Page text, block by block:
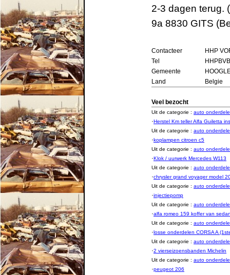
2-3 dagen terug.
9a 8830 GITS
Contacteer
HHP
Tel
Gemeente
Land
Belgie
Veel bezocht
Uit de categorie : auto
·Herstel Km teller Alfa Guiletta
Uit de categorie : auto
·koplampen citroen c5
Uit de categorie : auto
·Klok / uurwerk Mercedes W113
Uit de categorie : auto
·chrysler grand voyager model
Uit de categorie : auto
·injectiepomp
Uit de categorie : auto
·alfa romeo 159 koffer van
Uit de categorie : auto
·losse onderdelen CORSA A
Uit de categorie : auto
·2 vierseizoensbanden Michelin
Uit de categorie : auto
·peugeot 206